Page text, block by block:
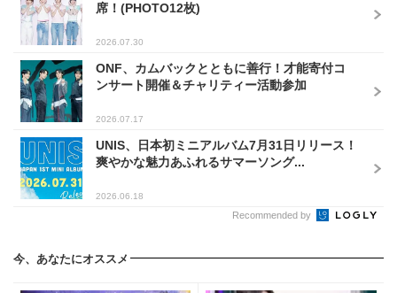
席！(PHOTO12枚)
2026.07.30
ONF、カムバックとともに善行！才能寄付コ
ンサート開催＆チャリティー活動参加
2026.07.17
UNIS、日本初ミニアルバム7月31日リリース！
爽やかな魅力あふれるサマーソング...
2026.06.18
Recommended by
今、あなたにオススメ